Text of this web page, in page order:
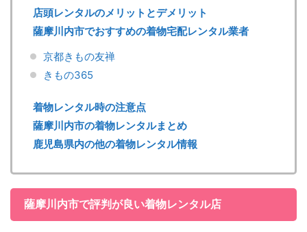
店頭レンタルのメリットとデメリット
薩摩川内市でおすすめの着物宅配レンタル業者
京都きもの友禅
きもの365
着物レンタル時の注意点
薩摩川内市の着物レンタルまとめ
鹿児島県内の他の着物レンタル情報
薩摩川内市で評判が良い着物レンタル店